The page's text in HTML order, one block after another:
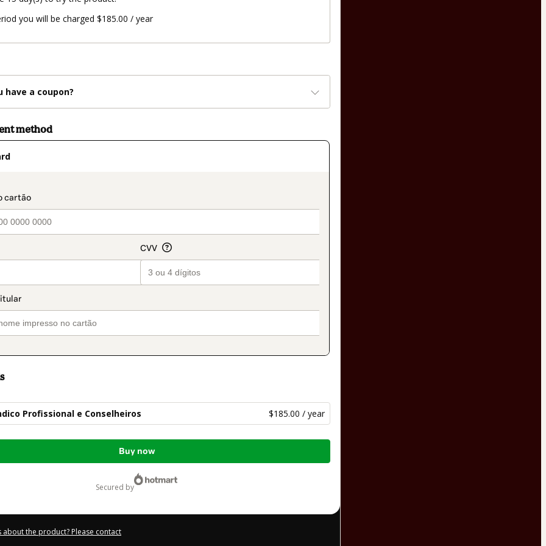
you will be charged $185.00 / year
have a coupon?
method
Profissional e Conselheiros $185.00 / year
Buy now
secured by
about the product? Please contact